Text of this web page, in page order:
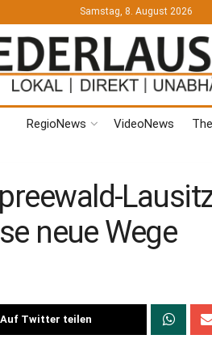
Samstag, 8. August 2026
RegioNews VideoNews
neue Wege
Auf Twitter teilen